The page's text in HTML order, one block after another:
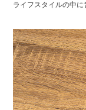
ライフスタイルの中に